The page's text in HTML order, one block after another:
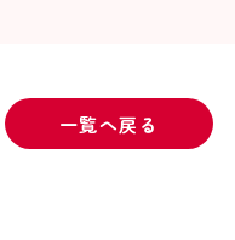
一覧へ戻る